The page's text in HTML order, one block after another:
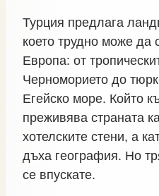
Турция предлага
което трудно може да
Европа: от
Черноморието до
Егейско море. Който
преживява страната
хотелските стени, а
дъха география. Но
се впускате.